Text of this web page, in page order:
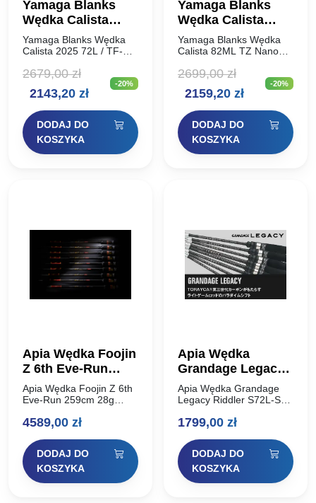
Yamaga Blanks
Wędka Calista
2025 72L / TF-
Tactical Fineness
220cm 21g
Yamaga Blanks Wędka
Calista 2025 72L / TF-
Nano Spin 220cm 21g Na
obecnym, podzielonym
rynku wędkarskim,
umiejętności
poszczególnych…
2679,00zł
Pierwotna
cena
wynosiła:
2679,00 zł.
2143,20 złAktualna
cena
wynosi:
2143,20 zł.
-20%
DODAJ DO
KOSZYKA
Yamaga Blanks
Wędka Calista
82ML TZ Nano
Spin 250cm 21g
Yamaga Blanks Wędka
Calista 82ML TZ Nano
Yamaga Blanks są nie
tylko projektowane ale
także produkowane w
egzemplarz jest…
2699,00zł
Pierwotna
cena
wynosiła:
2699,00 zł.
2159,20 złAktualna
cena
wynosi:
2159,20 zł.
-20%
DODAJ DO
KOSZYKA
Apia Wędka Foojin
Z 6th Eve-Run
259cm 28g
Apia Wędka Foojin Z 6th
Eve-Run 259cm 28g
wypuściliśmy Foojin’Z
pod wrażeniem ewolucji
trzeciej generacji
TORAYCA®️, czyli
włókna…
4589,00 zł
DODAJ DO
KOSZYKA
Apia Wędka
Grandage Legacy
Riddler S72L-SS
2,184m 0.3-10g
Apia Wędka Grandage
Legacy Riddler S72L-SS
Apia Grandage Legacy to
Apia, wykonana na całej
długości TORAYCA®
Carbon trzeciej…
1799,00 zł
DODAJ DO
KOSZYKA